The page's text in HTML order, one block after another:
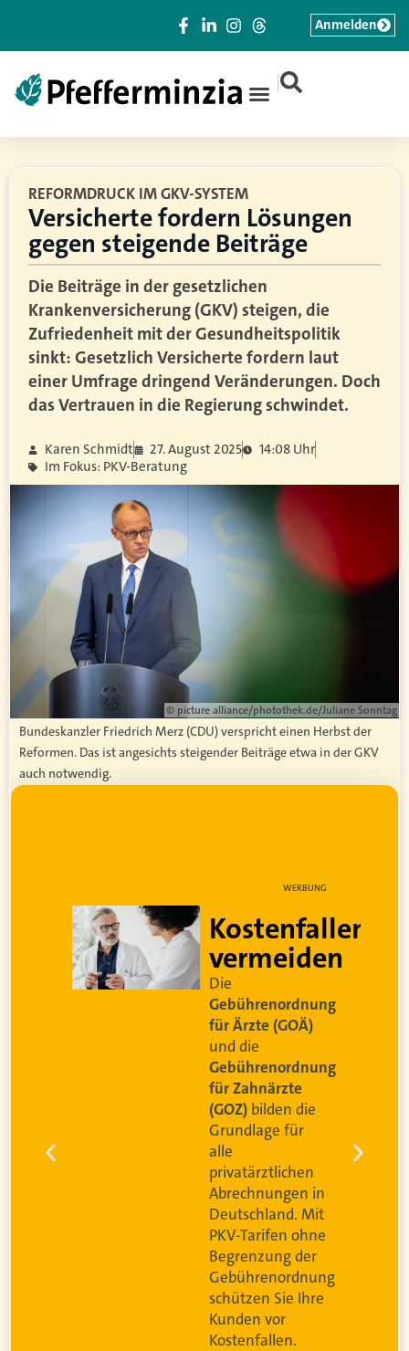
|
Anmelden
REFORMDRUCK IM GKV-SYSTEM
Versicherte fordern Lösungen
gegen steigende Beiträge
Die Beiträge in der gesetzlichen
Krankenversicherung (GKV) steigen, die
Zufriedenheit mit der Gesundheitspolitik
sinkt: Gesetzlich Versicherte fordern laut
einer Umfrage dringend Veränderungen. Doch
das Vertrauen in die Regierung schwindet.
Karen Schmidt 27. August 2025
14:08 Uhr
Im Fokus: PKV-Beratung
© picture alliance/photothek.de/Juliane Sonntag
Bundeskanzler Friedrich Merz (CDU) verspricht einen Herbst der
Reformen. Das ist angesichts steigender Beiträge etwa in der GKV
auch notwendig.
WERBUNG
Kostenfallen
vermeiden
Die
Gebührenordnung
für Ärzte (GOÄ)
und die
Gebührenordnung
für Zahnärzte
(GOZ)bilden die
Grundlage für
alle
privatärztlichen
Abrechnungen in
Deutschland. Mit
PKV-Tarifen ohne
Begrenzung der
Gebührenordnung
schützen Sie Ihre
Kunden vor
Kostenfallen.